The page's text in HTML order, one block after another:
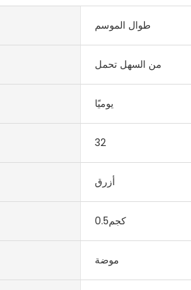
طوال الموسم
من السهل تحمل
يوميًا
32
أزرق
كجم0.5
موضة